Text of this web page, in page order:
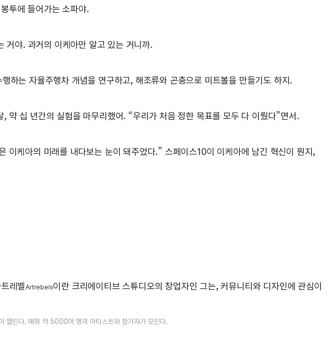
투에 들어가는 소파야.
거야. 과거의 이케아만 알고 있는 거니까.
하는 자율주행차 개념을 연구하고, 해조류와 곤충으로 미트볼을 만들기도 하지.
, 약 십 년간의 실험을 마무리했어. “우리가 처음 정한 목표를 모두 다 이뤘다”면서.
이케아의 미래를 내다보는 눈이 돼주었다.” 스페이스10이 이케아에 남긴 혁신이 뭔지,
레벨Artrebels이란 크리에이티브 스튜디오의 창업자인 그는, 커뮤니티와 디자인에 관심이
열린다. 매회 약 5000여 명의 아티스트와 참가자가 모인다.